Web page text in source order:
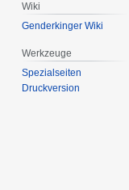
Wiki
Genderkinger Wiki
Werkzeuge
Spezialseiten
Druckversion